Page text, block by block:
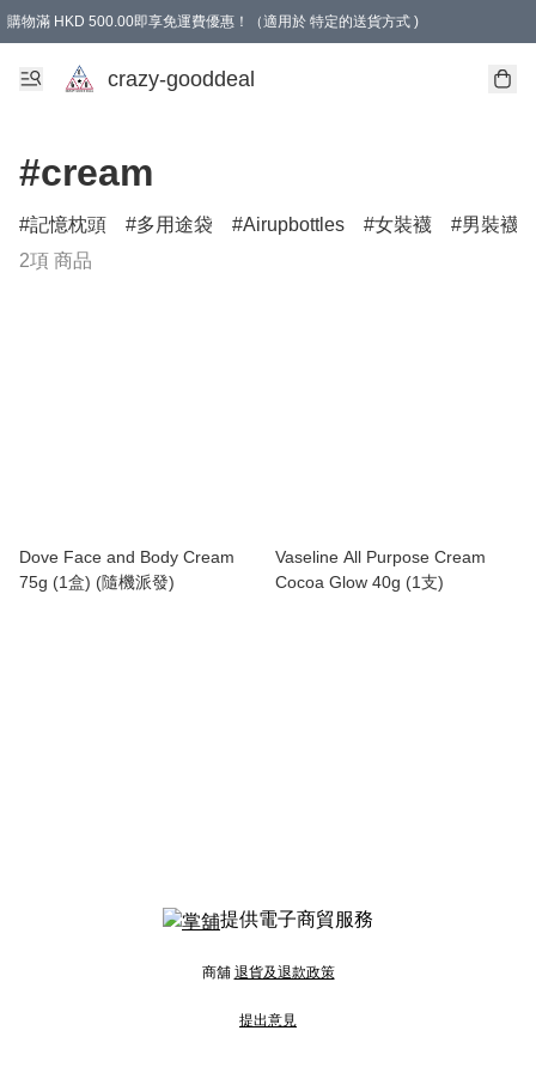
購物滿 HKD 500.00即享免運費優惠！（適用於 特定的送貨方式 )
成為會員可享免費禮品
crazy-gooddeal
#cream
記憶枕頭 多用途袋 Airupbottles 女裝襪
男裝襪
2項 商品
Dove Face and Body Cream
75g (1盒) (隨機派發)
Vaseline All Purpose Cream
Cocoa Glow 40g (1支)
提供電子商貿服務
商舖 退貨及退款政策
提出意見